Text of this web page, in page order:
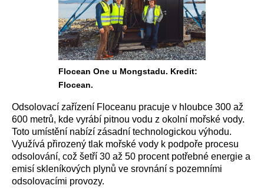
Flocean One u Mongstadu. Kredit:
Flocean.
Odsolovací zařízení Floceanu pracuje v hloubce 300 až
600 metrů, kde vyrábí pitnou vodu z okolní mořské vody.
Toto umístění nabízí zásadní technologickou výhodu.
Využívá přirozený tlak mořské vody k podpoře procesu
odsolování, což šetří 30 až 50 procent potřebné energie a
emisí skleníkových plynů ve srovnání s pozemními
odsolovacími provozy.